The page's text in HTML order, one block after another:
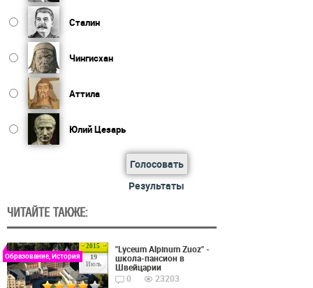
Сталин
Чингисхан
Аттила
Юлий Цезарь
Голосовать
Результаты
ЧИТАЙТЕ ТАКЖЕ:
2015
19
Июль
Образование, История
"Lyceum Alpinum Zuoz" -
школа-пансион в
Швейцарии
0
23203